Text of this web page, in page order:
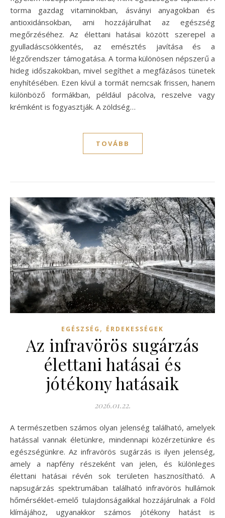
torma gazdag vitaminokban, ásványi anyagokban és
antioxidánsokban, ami hozzájárulhat az egészség
megőrzéséhez. Az élettani hatásai között szerepel a
gyulladáscsökkentés, az emésztés javítása és a
légzőrendszer támogatása. A torma különösen népszerű a
hideg időszakokban, mivel segíthet a megfázásos tünetek
enyhítésében. Ezen kívül a tormát nemcsak frissen, hanem
különböző formákban, például pácolva, reszelve vagy
krémként is fogyasztják. A zöldség…
TOVÁBB
EGÉSZSÉG , ÉRDEKESSÉGEK
Az infravörös sugárzás
élettani hatásai és
jótékony hatásaik
2026.01.22.
A természetben számos olyan jelenség található, amelyek
hatással vannak életünkre, mindennapi közérzetünkre és
egészségünkre. Az infravörös sugárzás is ilyen jelenség,
amely a napfény részeként van jelen, és különleges
élettani hatásai révén sok területen hasznosítható. A
napsugárzás spektrumában található infravörös hullámok
hőmérséklet-emelő tulajdonságaikkal hozzájárulnak a Föld
klímájához, ugyanakkor számos jótékony hatást is